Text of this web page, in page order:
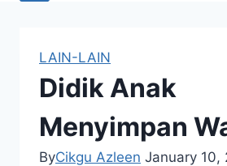
LAIN-LAIN
Didik Anak
Menyimpan
ByCikgu Azleen January 10,